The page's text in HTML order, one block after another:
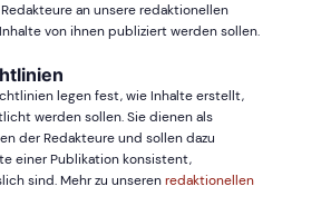
an unsere redaktionellen
von ihnen publiziert werden sollen.
legen fest, wie Inhalte erstellt,
werden sollen. Sie dienen als
der Redakteure und sollen dazu
einer Publikation konsistent,
sind. Mehr zu unserenredaktionellen